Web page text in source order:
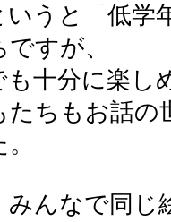
いうと「低学
すが、
も十分に楽し
たちもお話の
みんなで同じ